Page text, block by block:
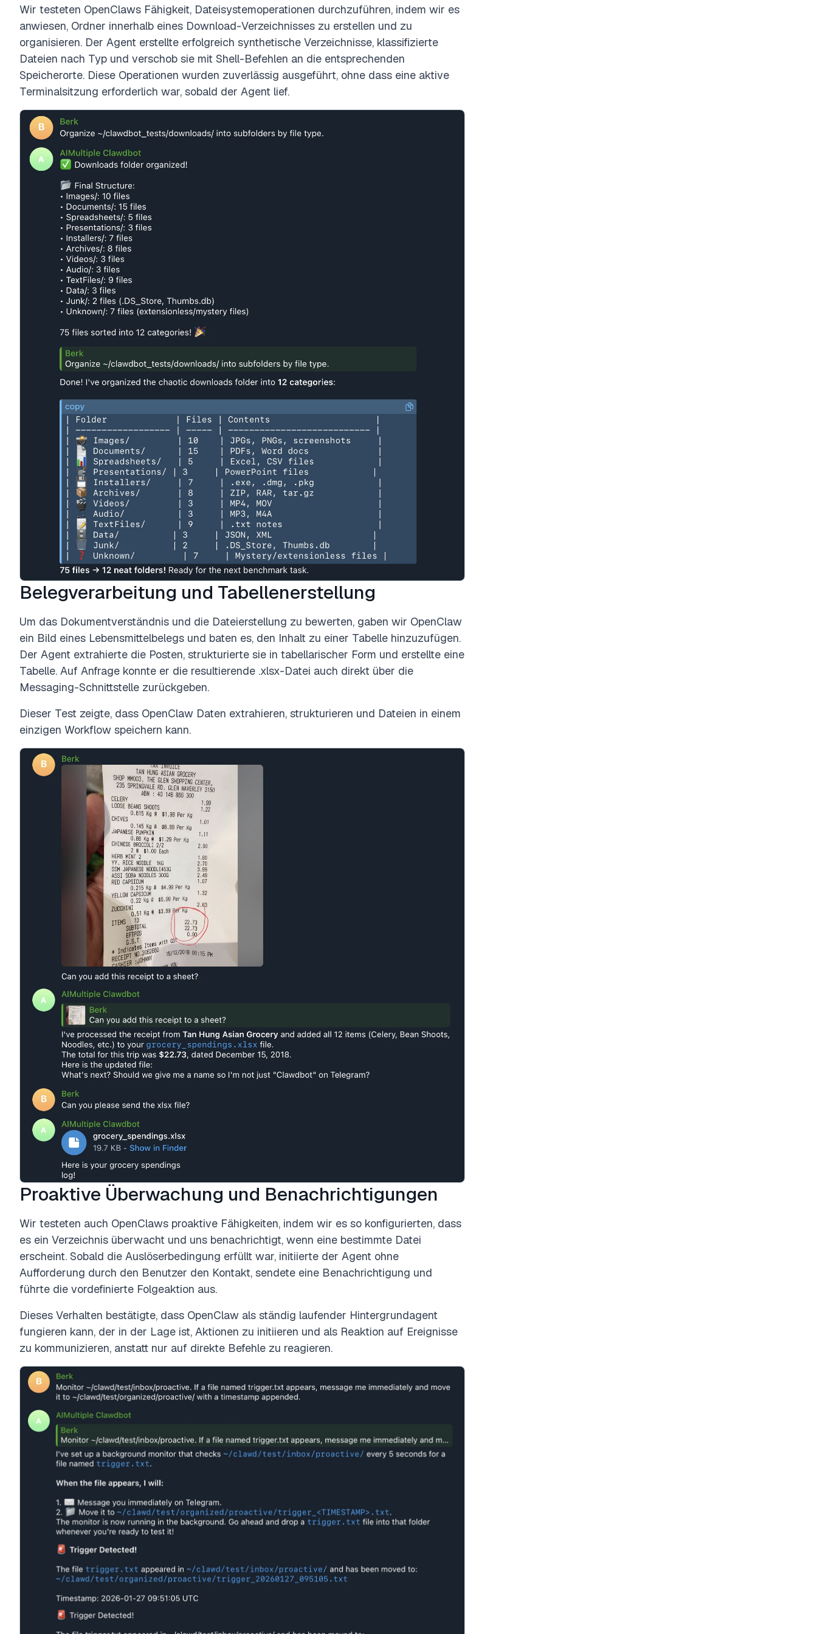
Wir testeten OpenClaws Fähigkeit, Dateisystemoperationen durchzuführen, indem wir es
anwiesen, Ordner innerhalb eines Download-Verzeichnisses zu erstellen und zu
organisieren. Der Agent erstellte erfolgreich synthetische Verzeichnisse, klassifizierte
Dateien nach Typ und verschob sie mit Shell-Befehlen an die entsprechenden
Speicherorte. Diese Operationen wurden zuverlässig ausgeführt, ohne dass eine aktive
Terminalsitzung erforderlich war, sobald der Agent lief.
Belegverarbeitung und Tabellenerstellung
Um das Dokumentverständnis und die Dateierstellung zu bewerten, gaben wir OpenClaw
ein Bild eines Lebensmittelbelegs und baten es, den Inhalt zu einer Tabelle hinzuzufügen.
Der Agent extrahierte die Posten, strukturierte sie in tabellarischer Form und erstellte eine
Tabelle. Auf Anfrage konnte er die resultierende .xlsx-Datei auch direkt über die
Messaging-Schnittstelle zurückgeben.
Dieser Test zeigte, dass OpenClaw Daten extrahieren, strukturieren und Dateien in einem
einzigen Workflow speichern kann.
Proaktive Überwachung und Benachrichtigungen
Wir testeten auch OpenClaws proaktive Fähigkeiten, indem wir es so konfigurierten, dass
es ein Verzeichnis überwacht und uns benachrichtigt, wenn eine bestimmte Datei
erscheint. Sobald die Auslöserbedingung erfüllt war, initiierte der Agent ohne
Aufforderung durch den Benutzer den Kontakt, sendete eine Benachrichtigung und
führte die vordefinierte Folgeaktion aus.
Dieses Verhalten bestätigte, dass OpenClaw als ständig laufender Hintergrundagent
fungieren kann, der in der Lage ist, Aktionen zu initiieren und als Reaktion auf Ereignisse
zu kommunizieren, anstatt nur auf direkte Befehle zu reagieren.